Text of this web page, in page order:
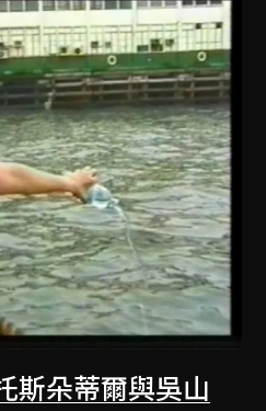
斯朵蒂爾與吳山